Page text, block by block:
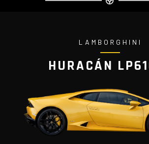
LAMBORGHINI
HURACÁN